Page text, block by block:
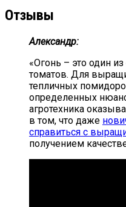
Отзывы
Александр:
«Огонь – это один
томатов. Для
тепличных
определенных
агротехника
в том, что даже
справиться с
получением